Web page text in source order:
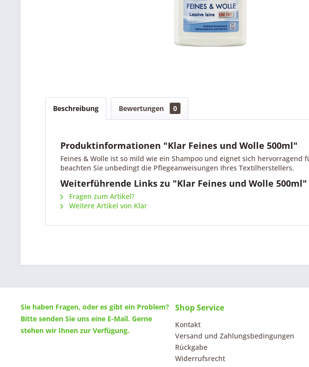
Beschreibung Bewertungen 0
Produktinformationen "Klar Feines und Wolle 500ml"
Feines & Wolle ist so mild wie ein Shampoo und eignet sich
beachten Sie unbedingt die Pflegeanweisungen Ihres Textilherstellers.
Weiterführende Links zu "Klar Feines und Wolle 500ml"
Fragen zum Artikel?
Weitere Artikel von Klar
Sie haben Fragen, oder es gibt ein Problem?
Bitte senden Sie uns eine E-Mail. Gerne
stehen wir Ihnen zur Verfügung.
Shop Service
Kontakt
Versand und Zahlungsbedingungen
Rückgabe
Widerrufsrecht